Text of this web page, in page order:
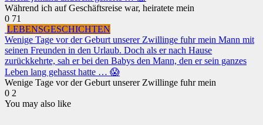
Während ich auf Geschäftsreise war, heiratete mein
0 71
LEBENSGESCHICHTEN
Wenige Tage vor der Geburt unserer Zwillinge fuhr mein Mann mit
seinen Freunden in den Urlaub. Doch als er nach Hause
zurückkehrte, sah er bei den Babys den Mann, den er sein ganzes
Leben lang gehasst hatte … 😱
Wenige Tage vor der Geburt unserer Zwillinge fuhr mein
0 2
You may also like